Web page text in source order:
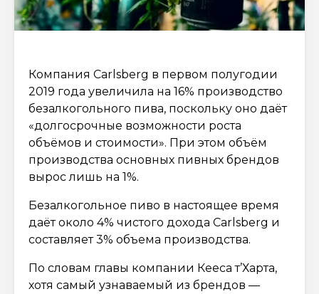
Компания Carlsberg в первом полугодии
2019 года увеличила на 16% производство
безалкогольного пива, поскольку оно даёт
«долгосрочные возможности роста
объёмов и стоимости». При этом объём
производства основных пивных брендов
вырос лишь на 1%.
Безалкогольное пиво в настоящее время
даёт около 4% чистого дохода Carlsberg и
составляет 3% объема производства.
По словам главы компании Кееса т’Харта,
хотя самый узнаваемый из брендов —